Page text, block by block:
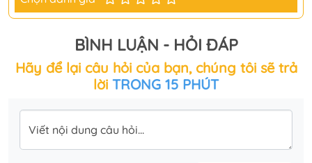
BÌNH LUẬN - HỎI ĐÁP
Hãy để lại câu hỏi của bạn, chúng tôi sẽ trả
lời TRONG 15 PHÚT
Viết nội dung câu hỏi...